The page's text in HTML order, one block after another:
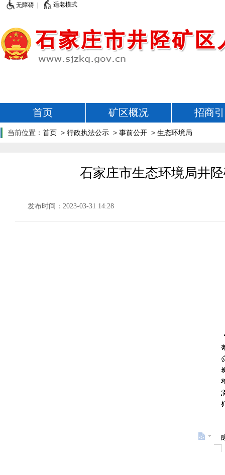
无障碍 | 适老模式
首页 矿区概况 招商
当前位置： 首页 > 行政执法公示 > 事前公开 > 生态环境局
石家庄市生态环境局井
发布时间：2023-03-31 14:28